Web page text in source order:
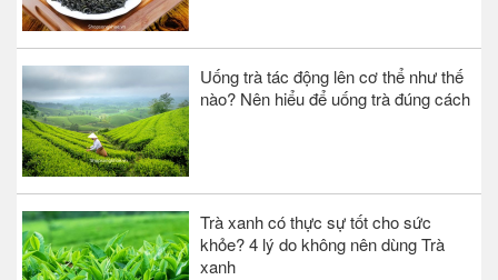
Uống trà tác động lên cơ thể như thế
nào? Nên hiểu để uống trà đúng cách
Trà xanh có thực sự tốt cho sức
khỏe? 4 lý do không nên dùng Trà
xanh